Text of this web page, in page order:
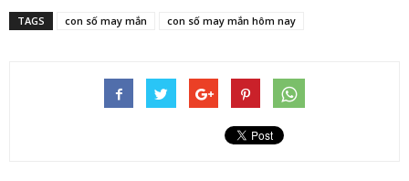
TAGS con số may mắn con số may mắn hôm nay